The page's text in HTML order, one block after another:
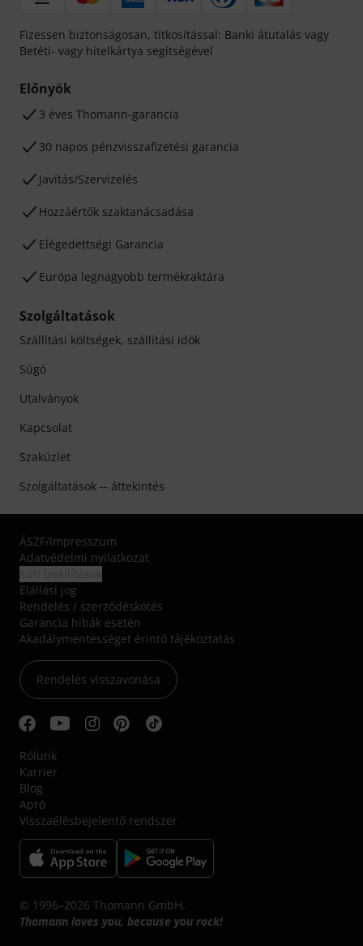
Fizessen biztonságosan, titkosítással: Banki átutalás vagy
Betéti- vagy hitelkártya segítségével
Előnyök
3 éves Thomann-garancia
30 napos pénzvisszafizetési garancia
Javítás/Szervizelés
Hozzáértők szaktanácsadása
Elégedettségi Garancia
Európa legnagyobb termékraktára
Szolgáltatások
Szállítási költségek, szállítási idők
Súgó
Utalványok
Kapcsolat
Szaküzlet
Szolgáltatások -- áttekintés
ÁSZF/Impresszum
Adatvédelmi nyilatkozat
Elállási jog
Rendelés / szerződéskötés
Garancia hibák esetén
Akadálymentességet érintő tájékoztatás
Rendelés visszavonása
Rólunk
Karrier
Blog
Apró
Visszaélésbejelentő rendszer
© 1996–2026 Thomann GmbH.
Thomann loves you, because you rock!